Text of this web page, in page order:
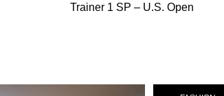
Trainer 1 SP – U.S. Open